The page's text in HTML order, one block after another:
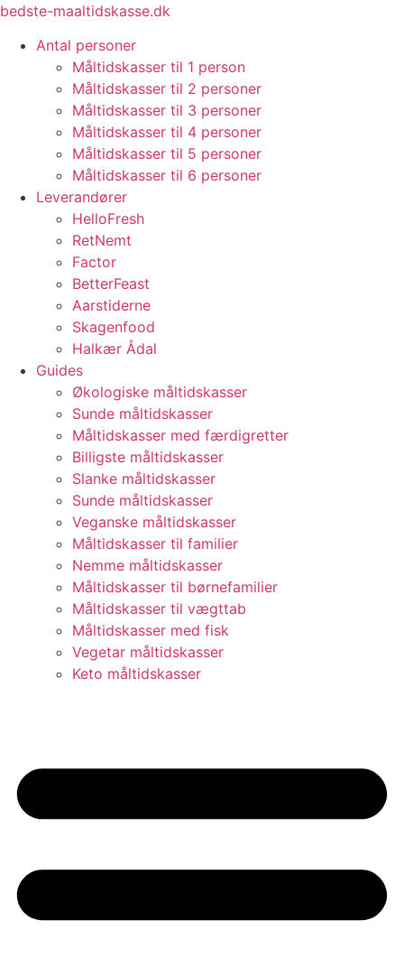
Videre
indhold
bedste-maaltidskasse.dk
Antal personer
Måltidskasser til 1 person
Måltidskasser til 2 personer
Måltidskasser til 3 personer
Måltidskasser til 4 personer
Måltidskasser til 5 personer
Måltidskasser til 6 personer
Leverandører
HelloFresh
RetNemt
Factor
BetterFeast
Aarstiderne
Skagenfood
Halkær Ådal
Guides
Økologiske måltidskasser
Sunde måltidskasser
Måltidskasser med færdigretter
Billigste måltidskasser
Slanke måltidskasser
Sunde måltidskasser
Veganske måltidskasser
Måltidskasser til familier
Nemme måltidskasser
Måltidskasser til børnefamilier
Måltidskasser til vægttab
Måltidskasser med fisk
Vegetar måltidskasser
Keto måltidskasser